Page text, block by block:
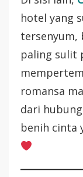
hotel yang
tersenyum,
paling sulit
romansa
dari
benih cinta